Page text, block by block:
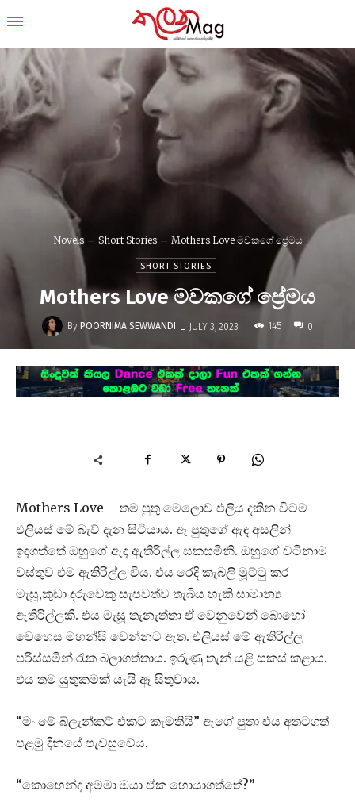
Novels Short Stories Mothers Love මවකගේ ප්‍රේමය
SHORT STORIES
Mothers Love මවකගේ ප්‍රේමය
By POORNIMA SEWWANDI - JULY 3, 2023 145 0
Mothers Love – තම පුතු මෙලොව එලිය දකින විටම
එලියස් මේ බැව් දැන සිටියාය. ඈ පුතුගේ ඇඳ අසලින්
ඉඳගත්තේ ඔහුගේ ඇඳ ඇතිරිල්ල සකසමිනි. ඔහුගේ වටිනාම
වස්තුව එම ඇතිරිල්ල විය. එය රෙදි කැබලි මූට්ටු කර
මැසූ,කුඩා දරුවෙකු සැපවත්ව තැබිය හැකි සාමාන්‍ය
ඇතිරිල්ලකි. එය මැසූ තැනැත්තා ඒ වෙනුවෙන් බොහෝ
වෙහෙස මහන්සි වෙන්නට ඇත. එලියස් මේ ඇතිරිල්ල
පරිස්සමින් රැක බලාගත්තාය. ඉරුණු තැන් යළි සකස් කළාය.
එය තම යුතුකමක් යැයි ඈ සිතුවාය.
“මං මේ බ්ලැන්කට් එකට කැමතියි” ඇගේ පුතා එය අතටගත්
පළමු දිනයේ පැවසුවේය.
“කොහෙන්ද අම්මා ඔයා ඒක හොයාගත්තේ?”